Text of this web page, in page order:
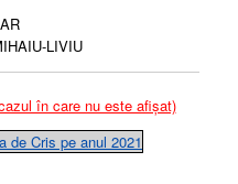
LIVIU
în care nu este afișat)
de Cris pe anul 2021